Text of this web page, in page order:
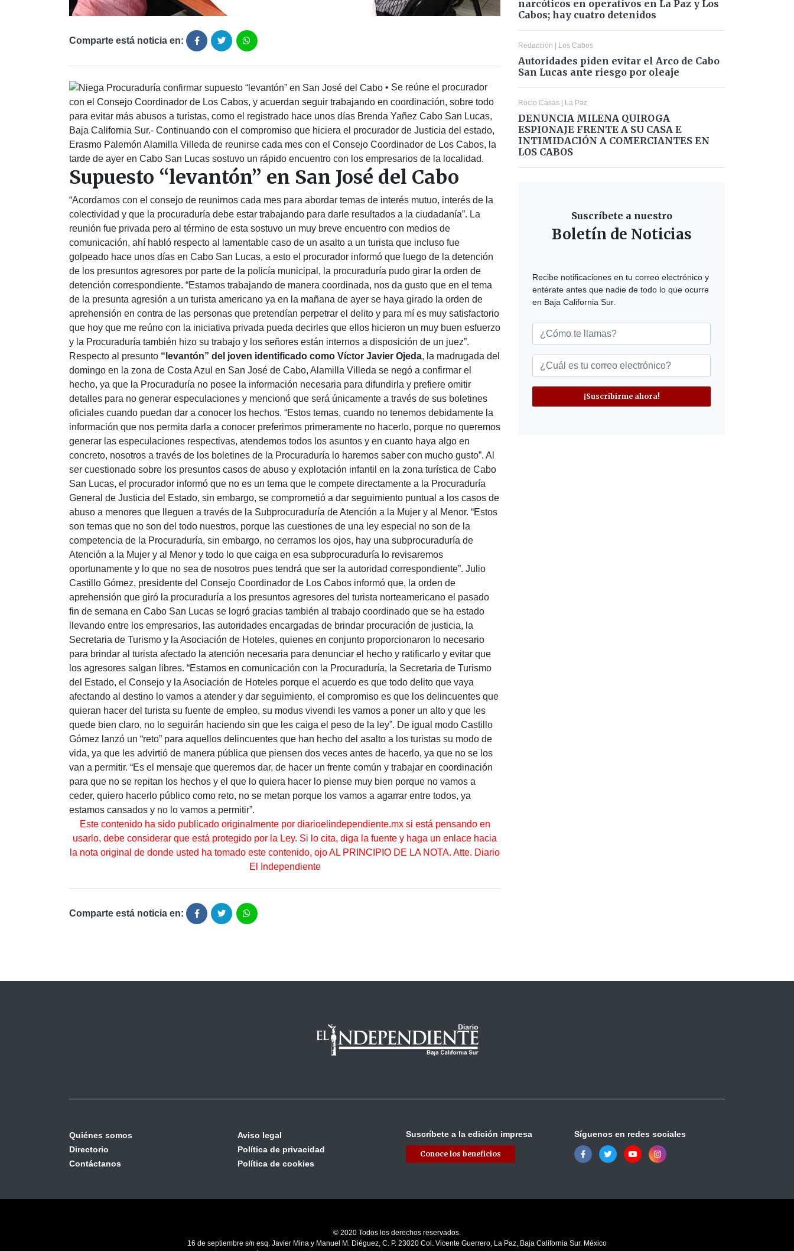
Comparte está noticia en:
• Se reúne el procurador
con el Consejo Coordinador de Los Cabos, y acuerdan seguir trabajando en coordinación, sobre todo
para evitar más abusos a turistas, como el registrado hace unos días Brenda Yañez Cabo San Lucas,
Baja California Sur.- Continuando con el compromiso que hiciera el procurador de Justicia del estado,
Erasmo Palemón Alamilla Villeda de reunirse cada mes con el Consejo Coordinador de Los Cabos, la
tarde de ayer en Cabo San Lucas sostuvo un rápido encuentro con los empresarios de la localidad.
Supuesto “levantón” en San José del Cabo
“Acordamos con el consejo de reunirnos cada mes para abordar temas de interés mutuo, interés de la
colectividad y que la procuraduría debe estar trabajando para darle resultados a la ciudadanía”. La
reunión fue privada pero al término de esta sostuvo un muy breve encuentro con medios de
comunicación, ahí habló respecto al lamentable caso de un asalto a un turista que incluso fue
golpeado hace unos días en Cabo San Lucas, a esto el procurador informó que luego de la detención
de los presuntos agresores por parte de la policía municipal, la procuraduría pudo girar la orden de
detención correspondiente. “Estamos trabajando de manera coordinada, nos da gusto que en el tema
de la presunta agresión a un turista americano ya en la mañana de ayer se haya girado la orden de
aprehensión en contra de las personas que pretendían perpetrar el delito y para mí es muy satisfactorio
que hoy que me reúno con la iniciativa privada pueda decirles que ellos hicieron un muy buen esfuerzo
y la Procuraduría también hizo su trabajo y los señores están internos a disposición de un juez”.
Respecto al presunto “levantón” del joven identificado como Víctor Javier Ojeda, la madrugada del
domingo en la zona de Costa Azul en San José de Cabo, Alamilla Villeda se negó a confirmar el
hecho, ya que la Procuraduría no posee la información necesaria para difundirla y prefiere omitir
detalles para no generar especulaciones y mencionó que será únicamente a través de sus boletines
oficiales cuando puedan dar a conocer los hechos. “Estos temas, cuando no tenemos debidamente la
información que nos permita darla a conocer preferimos primeramente no hacerlo, porque no queremos
generar las especulaciones respectivas, atendemos todos los asuntos y en cuanto haya algo en
concreto, nosotros a través de los boletines de la Procuraduría lo haremos saber con mucho gusto”. Al
ser cuestionado sobre los presuntos casos de abuso y explotación infantil en la zona turística de Cabo
San Lucas, el procurador informó que no es un tema que le compete directamente a la Procuraduría
General de Justicia del Estado, sin embargo, se comprometió a dar seguimiento puntual a los casos de
abuso a menores que lleguen a través de la Subprocuraduría de Atención a la Mujer y al Menor. “Estos
son temas que no son del todo nuestros, porque las cuestiones de una ley especial no son de la
competencia de la Procuraduría, sin embargo, no cerramos los ojos, hay una subprocuraduría de
Atención a la Mujer y al Menor y todo lo que caiga en esa subprocuraduría lo revisaremos
oportunamente y lo que no sea de nosotros pues tendrá que ser la autoridad correspondiente”. Julio
Castillo Gómez, presidente del Consejo Coordinador de Los Cabos informó que, la orden de
aprehensión que giró la procuraduría a los presuntos agresores del turista norteamericano el pasado
fin de semana en Cabo San Lucas se logró gracias también al trabajo coordinado que se ha estado
llevando entre los empresarios, las autoridades encargadas de brindar procuración de justicia, la
Secretaria de Turismo y la Asociación de Hoteles, quienes en conjunto proporcionaron lo necesario
para brindar al turista afectado la atención necesaria para denunciar el hecho y ratificarlo y evitar que
los agresores salgan libres. “Estamos en comunicación con la Procuraduría, la Secretaria de Turismo
del Estado, el Consejo y la Asociación de Hoteles porque el acuerdo es que todo delito que vaya
afectando al destino lo vamos a atender y dar seguimiento, el compromiso es que los delincuentes que
quieran hacer del turista su fuente de empleo, su modus vivendi les vamos a poner un alto y que les
quede bien claro, no lo seguirán haciendo sin que les caiga el peso de la ley”. De igual modo Castillo
Gómez lanzó un “reto” para aquellos delincuentes que han hecho del asalto a los turistas su modo de
vida, ya que les advirtió de manera pública que piensen dos veces antes de hacerlo, ya que no se los
van a permitir. “Es el mensaje que queremos dar, de hacer un frente común y trabajar en coordinación
para que no se repitan los hechos y el que lo quiera hacer lo piense muy bien porque no vamos a
ceder, quiero hacerlo público como reto, no se metan porque los vamos a agarrar entre todos, ya
estamos cansados y no lo vamos a permitir”.
Este contenido ha sido publicado originalmente por diarioelindependiente.mx si está pensando en
usarlo, debe considerar que está protegido por la Ley. Si lo cita, diga la fuente y haga un enlace hacia
la nota original de donde usted ha tomado este contenido, ojo AL PRINCIPIO DE LA NOTA. Atte. Diario
El Independiente
Comparte está noticia en:
narcóticos en operativos en La Paz y Los
Cabos; hay cuatro detenidos
Redacción | Los Cabos
Autoridades piden evitar el Arco de Cabo
San Lucas ante riesgo por oleaje
Rocio Casas | La Paz
DENUNCIA MILENA QUIROGA
ESPIONAJE FRENTE A SU CASA E
INTIMIDACIÓN A COMERCIANTES EN
LOS CABOS
Suscríbete a nuestro
Boletín de Noticias
Recibe notificaciones en tu correo electrónico y
entérate antes que nadie de todo lo que ocurre
en Baja California Sur.
¡Suscribirme ahora!
Quiénes somos
Directorio
Contáctanos
Aviso legal
Política de privacidad
Política de cookies
Suscríbete a la edición impresa
Conoce los beneficios
Síguenos en redes sociales
© 2020 Todos los derechos reservados.
16 de septiembre s/n esq. Javier Mina y Manuel M. Diéguez, C. P. 23020 Col. Vicente Guerrero, La Paz, Baja California Sur. México